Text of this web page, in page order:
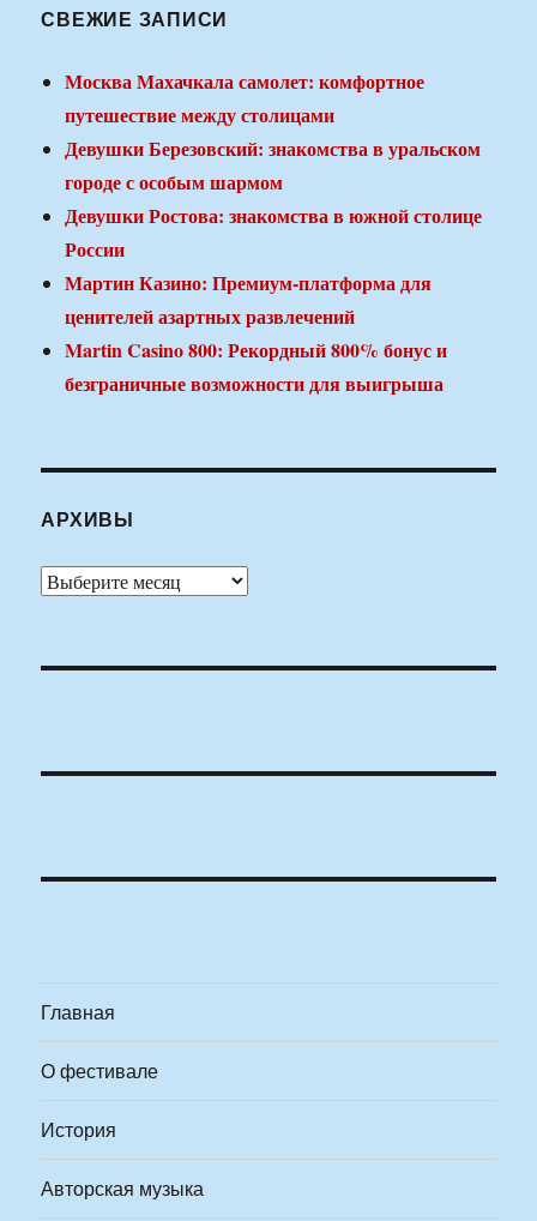
СВЕЖИЕ ЗАПИСИ
Москва Махачкала самолет: комфортное
путешествие между столицами
Девушки Березовский: знакомства в уральском
городе с особым шармом
Девушки Ростова: знакомства в южной столице
России
Мартин Казино: Премиум-платформа для
ценителей азартных развлечений
Martin Casino 800: Рекордный 800% бонус и
безграничные возможности для выигрыша
АРХИВЫ
Архивы
Главная
О фестивале
История
Авторская музыка